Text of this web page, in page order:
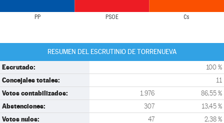
PP PSOE Cs
RESUMEN DEL ESCRUTINIO DE TORRENUEVA
Escrutado: 100 %
Concejales totales: 11
Votos contabilizados: 1.976 86,55 %
Abstenciones: 307 13,45 %
Votos nulos: 47 2,38 %